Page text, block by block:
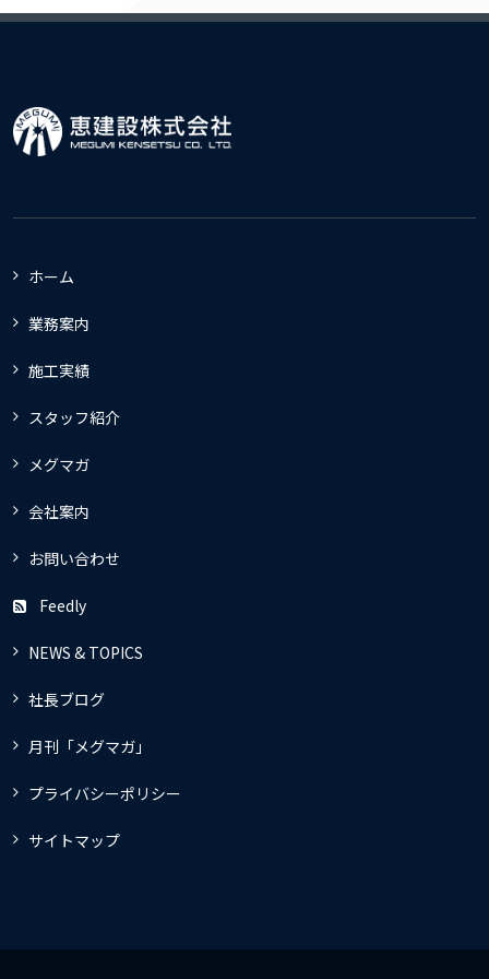
ホーム
業務案内
施工実績
スタッフ紹介
メグマガ
会社案内
お問い合わせ
Feedly
NEWS & TOPICS
社長ブログ
月刊「メグマガ」
プライバシーポリシー
サイトマップ